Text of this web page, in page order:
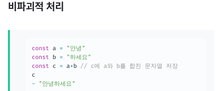
비파괴적 처리
const a =
"안녕"
const b =
"하세요"
const c = a+b
// c에 a와 b를 합친 문자열 저장
-
"안녕하세요"